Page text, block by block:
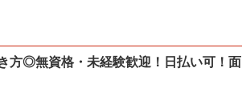
方◎無資格・未経験歓迎！日払い可！面